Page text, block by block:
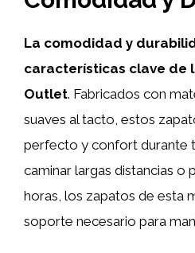
La comodidad y
características clave de
Outlet. Fabricados con
suaves al tacto, estos
perfecto y confort durante
caminar largas distancias o
horas, los zapatos de esta
soporte necesario para